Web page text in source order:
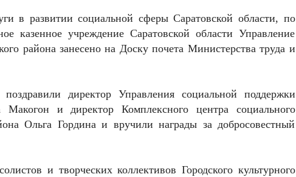
в развитии социальной сферы Саратовской области, по
казенное учреждение Саратовской области Управление
района занесено на Доску почета Министерства труда и
директор Управления социальной поддержки
Макогон и директор Комплексного центра социального
Ольга Гордина и вручили награды за добросовестный
и творческих коллективов Городского культурного